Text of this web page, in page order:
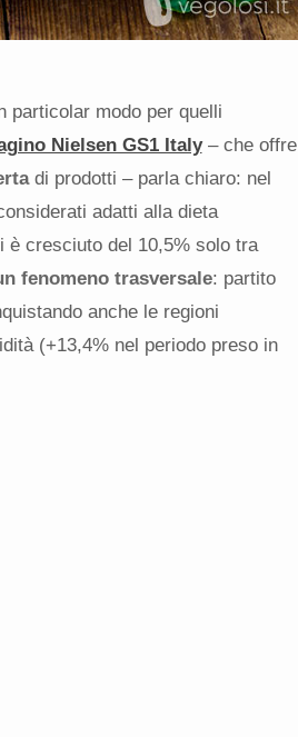
particolar modo per quelli
Nielsen GS1 Italy– che offre
di prodotti – parla chiaro: nel
adatti alla dieta
è cresciuto del 10,5% solo tra
fenomeno trasversale: partito
anche le regioni
(+13,4% nel periodo preso in